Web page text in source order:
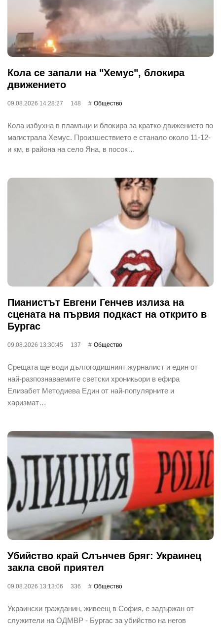
Кола се запали на "Хемус", блокира
движението
09.08.2026 14:28:27 148 Общество
Кола избухна в пламъци и блокира за кратко движението по
магистрала Хемус. Произшествието е станало около 11-12-
и км, в района на село Яна, в посок…
Пианистът Евгени Генчев излиза на
сцената на първия подкаст на открито в
Бургас
09.08.2026 13:30:45 137 Общество
Срещата ще води дългогодишният журналист и един от
най-разпознаваемите светски хроникьори в ефира
Елизабет Методиева Един от най-популярните и
харизмат…
Убийство край Слънчев бряг: Украинец
закла свой приятел
09.08.2026 13:13:06 336 Общество
Украински гражданин, живеещ в София, е задържан от
служители на ОДМВР - Бургас за убийство на негов